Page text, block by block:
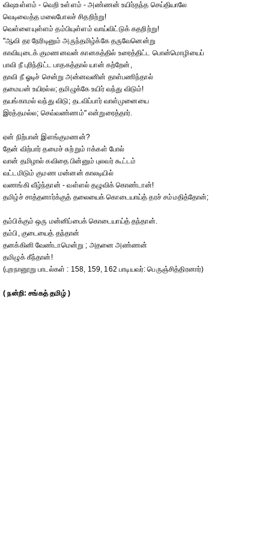
விஷஉள்ளம் - வெறி உள்ளம் - அண்ணன் உயிர்தந்த செய்தியாலே
வெடிவைத்த மலைபோலச் சிதறிற்று!
வெள்ளையுள்ளம் தம்பியுள்ளம் வாய்விட்டுக் கதறிற்று!
"ஆவி தர நேரிடினும் அருந்தமிழ்க்கே தருவேனென்று
காவியுடைக் குமணனவன் கானகத்தில் உரைத்திட்ட பொன்மொழியைப்
பாவி நீ புரிந்திட்ட பாதகத்தால் யான் கற்றேன்,
தாவி நீ ஓடிச் சென்று அன்னவனின் தாள்பணிந்தால்
தமையன் உயிரல்ல; தமிழுக்கே உயிர் வந்து விடும்!
தயங்காமல் வந்து விடு; தடவிப்பார் வாள்முனையை
இரத்தமல்ல; செவ்வண்ணம்" என்றுரைத்தார்.
ஏன் நிற்பான் இளங்குமணன்?
தேன் விற்பார் தமைச் சுற்றும் ஈக்கள் போல்
வான் தமிழால் கவிதை பின்னும் புலவர் கூட்டம்
வட்டமிடும் குமண மன்னன் காலடியில்
வணங்கி வீழ்ந்தான் - வள்ளல் தழுவிக் கொண்டான்!
தமிழ்ச் சாத்தனார்க்குத் தலையைக் கொடையாய்த் தரச் சம்மதித்தோன்;
தம்பிக்கும் ஒரு மன்னிப்பைக் கொடையாய்த் தந்தான்.
தம்பி, குடையைத் தந்தான்
தனக்கினி வேண்டாமென்று ; அதனை அண்ணன்
தமிழுக் கீந்தான்!
(புறநானூறு பாடல்கள் : 158, 159, 162 பாடியவர்: பெருஞ்சித்திரனார்)
( நன்றி: சங்கத் தமிழ் )